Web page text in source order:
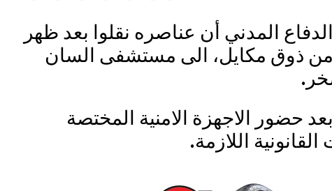
المدني أن عناصره نقلوا بعد ظهر
من ذوق مكايل، الى مستشفى السان
حضور الاجهزة الامنية المختصة
اللازمة.